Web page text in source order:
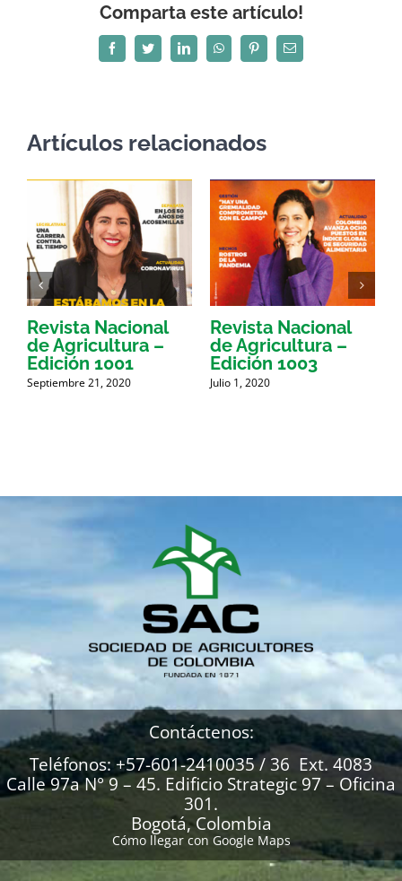
Comparta este artículo!
FacebookTwitterLinkedInWhatsAppPinterestCorreo
electrónico
Artículos relacionados
Revista Nacional
de Agricultura –
Edición 1001
Septiembre 21, 2020
Revista Nacional
de Agricultura –
Edición 1003
Julio 1, 2020
Contáctenos:
Teléfonos: +57-601-2410035 / 36 Ext. 4083
Calle 97a N° 9 – 45. Edificio Strategic 97 – Oficina
301.
Bogotá, Colombia
Cómo llegar con Google Maps